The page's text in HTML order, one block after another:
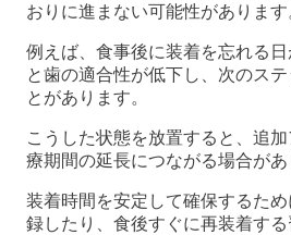
おりに進まない可能性があります
例えば、食事後に装着を忘れる
と歯の適合性が低下し、次のス
とがあります。
こうした状態を放置すると、追
療期間の延長につながる場合があ
装着時間を安定して確保するた
録したり、食後すぐに再装着す